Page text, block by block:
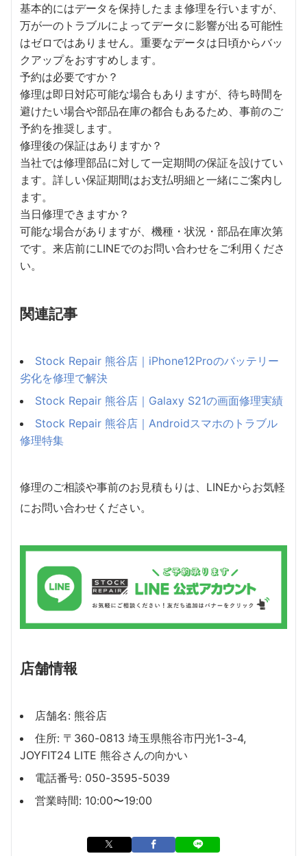
基本的にはデータを保持したまま修理を行いますが、
万が一のトラブルによってデータに影響が出る可能性
はゼロではありません。重要なデータは日頃からバッ
クアップをおすすめします。
予約は必要ですか？
修理は即日対応可能な場合もありますが、待ち時間を
避けたい場合や部品在庫の都合もあるため、事前のご
予約を推奨します。
修理後の保証はありますか？
当社では修理部品に対して一定期間の保証を設けてい
ます。詳しい保証期間はお支払明細と一緒にご案内し
ます。
当日修理できますか？
可能な場合がありますが、機種・状況・部品在庫次第
です。来店前にLINEでのお問い合わせをご利用くださ
い。
関連記事
Stock Repair 熊谷店｜iPhone12Proのバッテリー
劣化を修理で解決
Stock Repair 熊谷店｜Galaxy S21の画面修理実績
Stock Repair 熊谷店｜Androidスマホのトラブル
修理特集
修理のご相談や事前のお見積もりは、LINEからお気軽
にお問い合わせください。
店舗情報
店舗名: 熊谷店
住所: 〒360-0813 埼玉県熊谷市円光1-3-4,
JOYFIT24 LITE 熊谷さんの向かい
電話番号: 050-3595-5039
営業時間: 10:00〜19:00